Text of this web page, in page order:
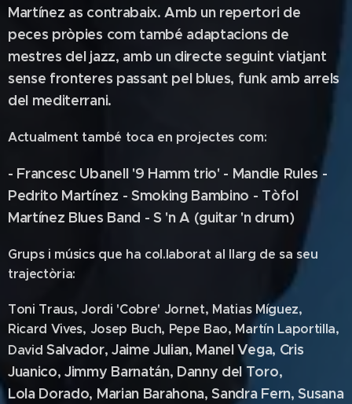
Martínez as contrabaix. Amb un repertori de
peces pròpies com també adaptacions de
mestres del jazz, amb un directe seguint viatjant
sense fronteres passant pel blues, funk amb arrels
del mediterrani.
Actualment també toca en projectes com:
- Francesc Ubanell '9 Hamm trio' - Mandie Rules -
Pedrito Martínez - Smoking Bambino - Tòfol
Martínez Blues Band - S 'n A (guitar 'n drum)
Grups i músics que ha col.laborat al llarg de sa seu
trajectòria:
Toni Traus, Jordi 'Cobre' Jornet, Matias Míguez,
Ricard Vives, Josep Buch, Pepe Bao, Martín Laportilla,
DavidSalvador, Jaime Julian, Manel Vega, Cris
Juanico, Jimmy Barnatán, Danny del Toro,
Lola Dorado, Marian Barahona, Sandra Fern, Susana